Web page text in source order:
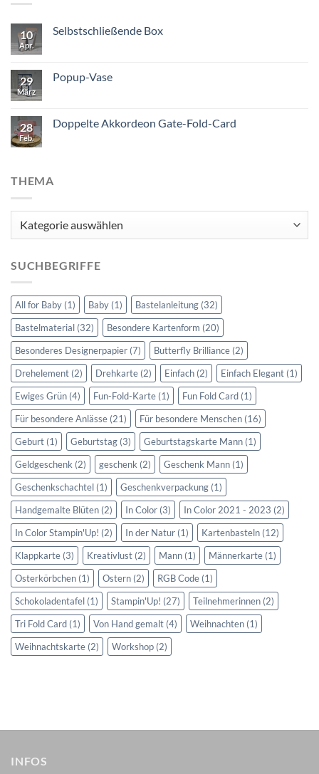
10
Apr.
Selbstschließende Box
29
März
Popup-Vase
28
Feb.
Doppelte Akkordeon Gate-Fold-Card
THEMA
SUCHBEGRIFFE
All for Baby (1) Baby (1) Bastelanleitung (32)
Bastelmaterial (32) Besondere Kartenform (20)
Besonderes Designerpapier (7) Butterfly Brilliance (2)
Drehelement (2) Drehkarte (2) Einfach (2) Einfach Elegant (1)
Ewiges Grün (4) Fun-Fold-Karte (1) Fun Fold Card (1)
Für besondere Anlässe (21) Für besondere Menschen (16)
Geburt (1) Geburtstag (3) Geburtstagskarte Mann (1)
Geldgeschenk (2) geschenk (2) Geschenk Mann (1)
Geschenkschachtel (1) Geschenkverpackung (1)
Handgemalte Blüten (2) In Color (3) In Color 2021 - 2023 (2)
In Color Stampin'Up! (2) In der Natur (1) Kartenbasteln (12)
Klappkarte (3) Kreativlust (2) Mann (1) Männerkarte (1)
Osterkörbchen (1) Ostern (2) RGB Code (1)
Schokoladentafel (1) Stampin'Up! (27) Teilnehmerinnen (2)
Tri Fold Card (1) Von Hand gemalt (4) Weihnachten (1)
Weihnachtskarte (2) Workshop (2)
INFOS